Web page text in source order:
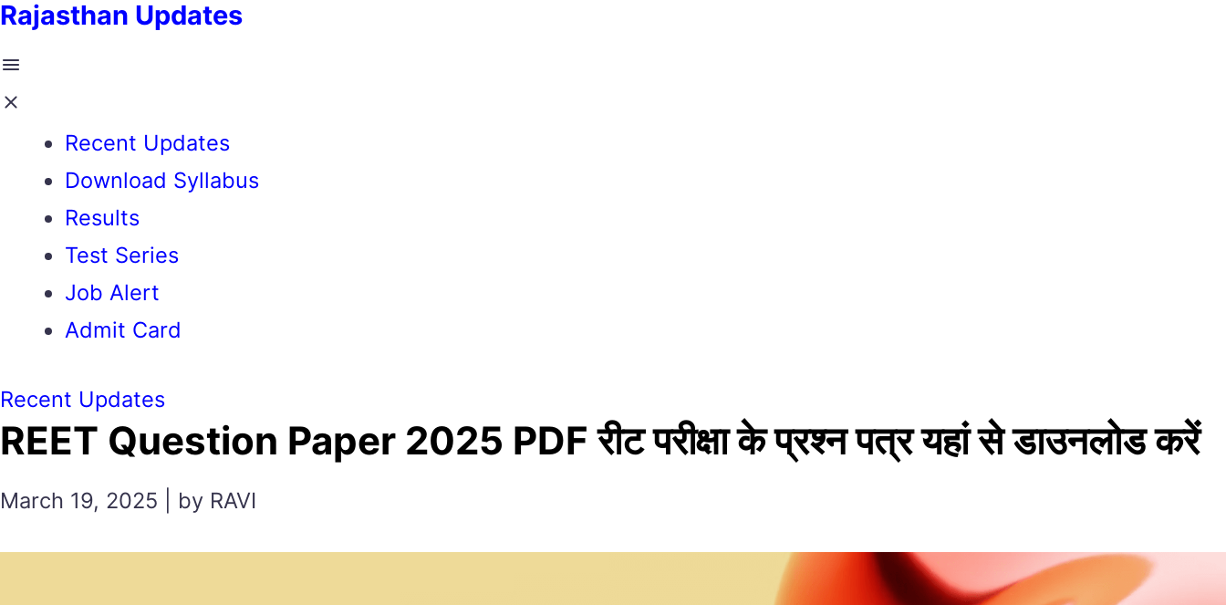
Rajasthan Updates
Recent Updates
Download Syllabus
Results
Test Series
Job Alert
Admit Card
Recent Updates
REET Question Paper 2025 PDF रीट परीक्षा के प्रश्न पत्र यहां से डाउनलोड करें
March 19, 2025 | by RAVI